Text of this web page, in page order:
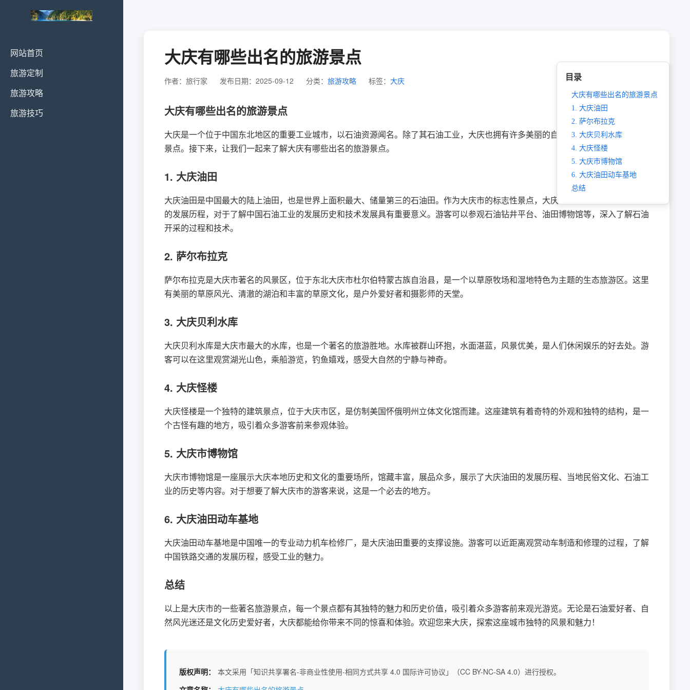
网站首页
旅游定制
旅游攻略
旅游技巧
大庆有哪些出名的旅游景点
作者：旅行家 发布日期：2025-09-12 分类： 旅游攻略 标签： 大庆
大庆有哪些出名的旅游景点
大庆是一个位于中国东北地区的重要工业城市，以石油资源闻名。除了其石油工业，大庆也拥有许多美丽的自然景观和独特的人文历史
景点。接下来，让我们一起来了解大庆有哪些出名的旅游景点。
1. 大庆油田
大庆油田是中国最大的陆上油田，也是世界上面积最大、储量第三的石油田。作为大庆市的标志性景点，大庆油田展示了中国石油工业
的发展历程，对于了解中国石油工业的发展历史和技术发展具有重要意义。游客可以参观石油钻井平台、油田博物馆等，深入了解石油
开采的过程和技术。
2. 萨尔布拉克
萨尔布拉克是大庆市著名的风景区，位于东北大庆市杜尔伯特蒙古族自治县，是一个以草原牧场和湿地特色为主题的生态旅游区。这里
有美丽的草原风光、清澈的湖泊和丰富的草原文化，是户外爱好者和摄影师的天堂。
3. 大庆贝利水库
大庆贝利水库是大庆市最大的水库，也是一个著名的旅游胜地。水库被群山环抱，水面湛蓝，风景优美，是人们休闲娱乐的好去处。游
客可以在这里观赏湖光山色，乘船游览，钓鱼嬉戏，感受大自然的宁静与神奇。
4. 大庆怪楼
大庆怪楼是一个独特的建筑景点，位于大庆市区，是仿制美国怀俄明州立体文化馆而建。这座建筑有着奇特的外观和独特的结构，是一
个古怪有趣的地方，吸引着众多游客前来参观体验。
5. 大庆市博物馆
大庆市博物馆是一座展示大庆本地历史和文化的重要场所，馆藏丰富，展品众多，展示了大庆油田的发展历程、当地民俗文化、石油工
业的历史等内容。对于想要了解大庆市的游客来说，这是一个必去的地方。
6. 大庆油田动车基地
大庆油田动车基地是中国唯一的专业动力机车检修厂，是大庆油田重要的支撑设施。游客可以近距离观赏动车制造和修理的过程，了解
中国铁路交通的发展历程，感受工业的魅力。
总结
以上是大庆市的一些著名旅游景点，每一个景点都有其独特的魅力和历史价值，吸引着众多游客前来观光游览。无论是石油爱好者、自
然风光迷还是文化历史爱好者，大庆都能给你带来不同的惊喜和体验。欢迎您来大庆，探索这座城市独特的风景和魅力！
版权声明：
本文采用「知识共享署名-非商业性使用-相同方式共享 4.0 国际许可协议」（CC BY-NC-SA 4.0）进行授权。
目录
大庆有哪些出名的旅游景点
1. 大庆油田
2. 萨尔布拉克
3. 大庆贝利水库
4. 大庆怪楼
5. 大庆市博物馆
6. 大庆油田动车基地
总结